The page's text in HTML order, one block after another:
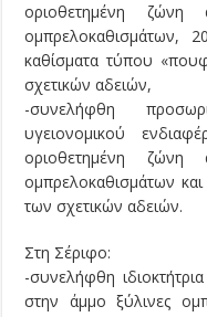
οριοθετημένη
ομπρελοκαθισμάτων,
καθίσματα τύπου
σχετικών αδειών,
-συνελήφθη
υγειονομικού
οριοθετημένη
ομπρελοκαθισμάτων
των σχετικών αδειών.
Στη Σέριφο:
-συνελήφθη
στην άμμο ξύλινες